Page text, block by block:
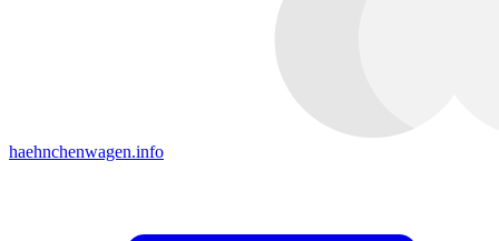
haehnchenwagen.info